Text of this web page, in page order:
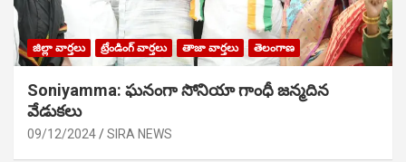
జిల్లా వార్తలు ట్రేండింగ్ వార్తలు తాజా వార్తలు తెలంగాణ
Soniyamma: ఘ‌నంగా సోనియా గాంధీ జ‌న్మ‌దిన
వేడుక‌లు
09/12/2024 SIRA NEWS